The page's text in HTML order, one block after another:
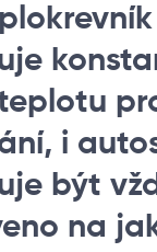
i
být
na